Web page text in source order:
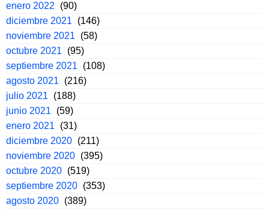
enero 2022
(90)
diciembre 2021
(146)
noviembre 2021
(58)
octubre 2021
(95)
septiembre 2021
(108)
agosto 2021
(216)
julio 2021
(188)
junio 2021
(59)
enero 2021
(31)
diciembre 2020 (211)
noviembre 2020 (395)
octubre 2020 (519)
septiembre 2020 (353)
agosto 2020 (389)